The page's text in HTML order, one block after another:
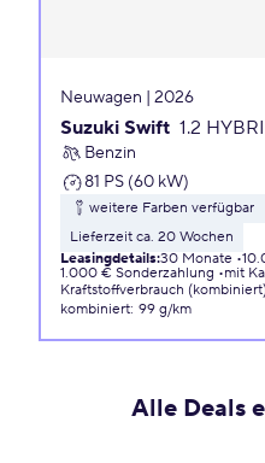
Neuwagen | 2026
Suzuki Swift 1.2
Benzin
81 PS (60 kW)
weitere Farben verfügbar
Lieferzeit ca. 20 Wochen
Leasingdetails:30 Monate
1.000 € Sonderzahlung
mit
Kraftstoffverbrauch (kombiniert)
kombiniert: 99 g/km
Alle Deals